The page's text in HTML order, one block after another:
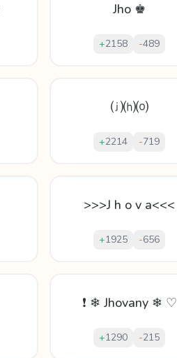
Jho ♚
+2158 -489
⒥⒣⒪
+2214 -719
>>>J h o v a<<<
+1925 -656
❗ ❄ Jhovany ❄ ♡
+1290 -215